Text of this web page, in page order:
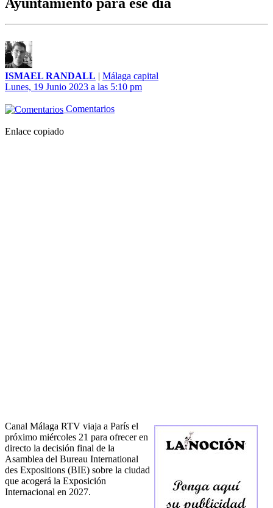
ISMAEL RANDALL | Málaga capital
Lunes, 19 Junio 2023 a las 5:10 pm
Comentarios
Enlace copiado
Canal Málaga RTV viaja a París el
próximo miércoles 21 para ofrecer en
directo la decisión final de la
Asamblea del Bureau International
des Expositions (BIE) sobre la ciudad
que acogerá la Exposición
Internacional en 2027.